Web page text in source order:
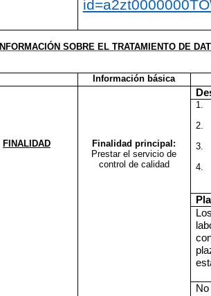
INFORMACIÓN SOBRE EL TRATAMIENTO DE
Información básica
FINALIDAD
Finalidad principal:
Prestar el servicio de
control de calidad
1.
2.
3.
4.